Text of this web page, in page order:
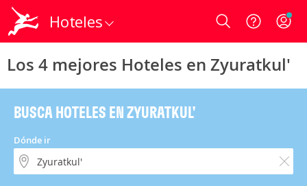
Hoteles Login
Los 4 mejores Hoteles en Zyuratkul'
BUSCA HOTELES EN ZYURATKUL'
Dónde ir